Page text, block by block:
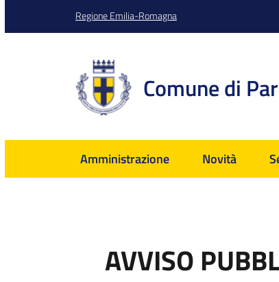
Regione Emilia-Romagna
Comune di
Amministrazione Novità
AVVISO